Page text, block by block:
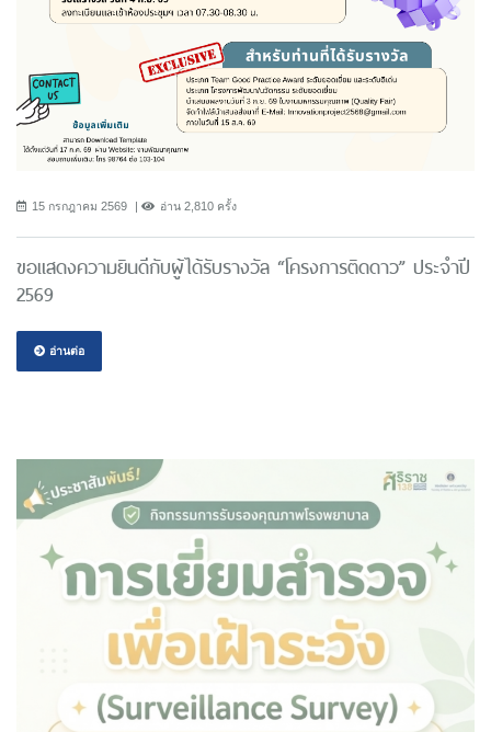
15 กรกฎาคม 2569 อ่าน 2,810 ครั้ง
ขอแสดงความยินดีกับผู้ได้รับรางวัล “โครงการติดดาว” ประจำปี
2569
อ่านต่อ